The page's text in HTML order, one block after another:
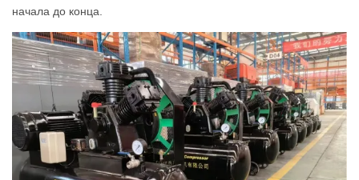
начала до конца.